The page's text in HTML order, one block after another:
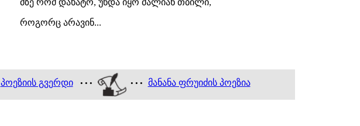
მზე რომ დახატო, უნდა იყო ძალიან თბილი,
როგორც არავინ...
პოეზიის გვერდი • • • • • • მანანა ფრუიძის პოეზია